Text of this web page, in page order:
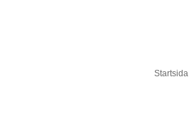
Startsida